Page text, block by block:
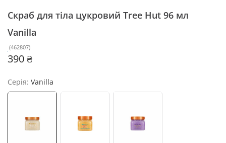
Скраб для тіла цукровий Tree Hut 96 мл
Vanilla
(462807)
390 ₴
Серія: Vanilla